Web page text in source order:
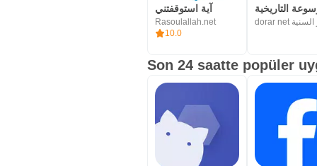
آية استوقفتني
Rasoulallah.net
10.0
التاريخية
Son 24 saatte popüler